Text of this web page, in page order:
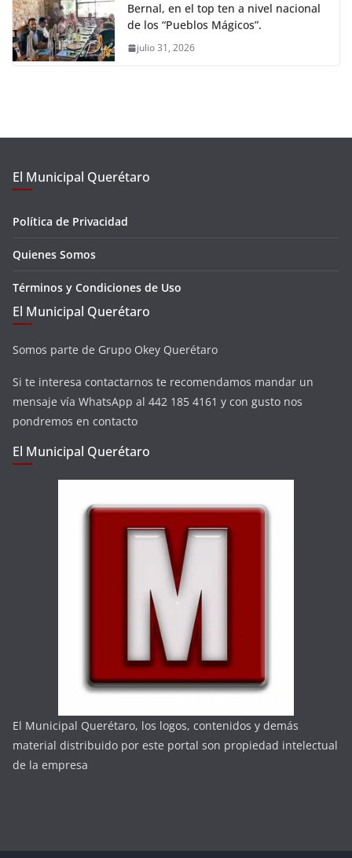
Bernal, en el top ten a nivel nacional
de los “Pueblos Mágicos”.
julio 31, 2026
El Municipal Querétaro
Política de Privacidad
Quienes Somos
Términos y Condiciones de Uso
El Municipal Querétaro
Somos parte de Grupo Okey Querétaro
Si te interesa contactarnos te recomendamos mandar un
mensaje vía WhatsApp al 442 185 4161 y con gusto nos
pondremos en contacto
El Municipal Querétaro
El Municipal Querétaro, los logos, contenidos y demás
material distribuido por este portal son propiedad intelectual
de la empresa